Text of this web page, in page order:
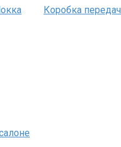
Коробка